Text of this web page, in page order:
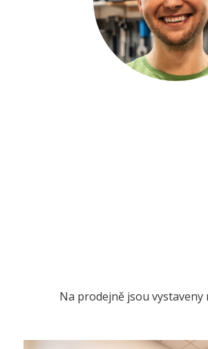
Na prodejně jsou